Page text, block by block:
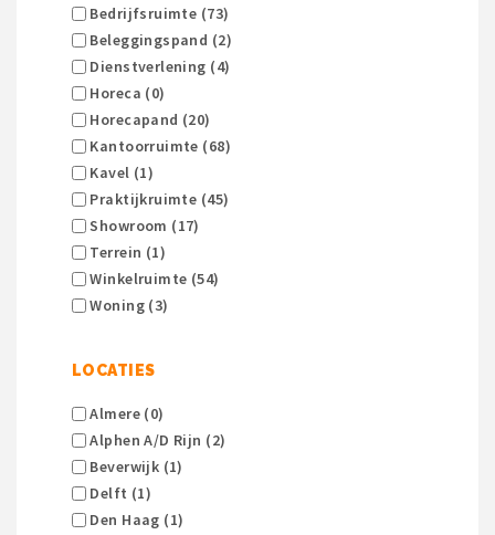
Bedrijfsruimte (73)
Beleggingspand (2)
Dienstverlening (4)
Horeca (0)
Horecapand (20)
Kantoorruimte (68)
Kavel (1)
Praktijkruimte (45)
Showroom (17)
Terrein (1)
Winkelruimte (54)
Woning (3)
LOCATIES
Almere (0)
Alphen A/d Rijn (2)
Beverwijk (1)
Delft (1)
Den Haag (1)